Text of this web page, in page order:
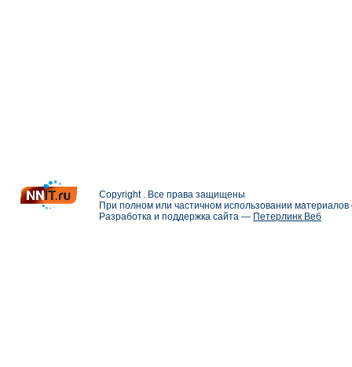
Copyright . Все права защищены
При полном или частичном использовании
Разработка и поддержка сайта — Петерлинк Веб